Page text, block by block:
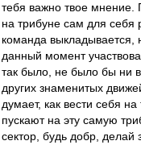
тебя важно твое мнение.
на трибуне сам для себя
команда выкладывается,
данный момент
так было, не было бы ни
других знаменитых
думает, как вести себя
пускают на эту самую
сектор, будь добр, делай